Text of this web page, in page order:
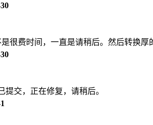
很费时间，一直是请稍后。然后转换厚
提交，正在修复，请稍后。